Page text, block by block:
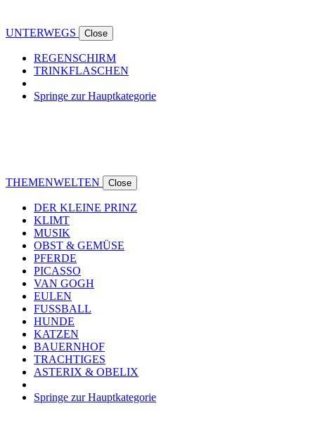
UNTERWEGS Close
REGENSCHIRM
TRINKFLASCHEN
Springe zur Hauptkategorie
THEMENWELTEN Close
DER KLEINE PRINZ
KLIMT
MUSIK
OBST & GEMÜSE
PFERDE
PICASSO
VAN GOGH
EULEN
FUSSBALL
HUNDE
KATZEN
BAUERNHOF
TRACHTIGES
ASTERIX & OBELIX
Springe zur Hauptkategorie